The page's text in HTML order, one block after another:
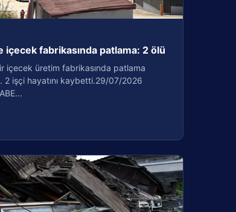
içecek fabrikasında patlama: 2 ölü
içecek üretim fabrikasında patlama
2 işçi hayatını kaybetti.29/07/2026